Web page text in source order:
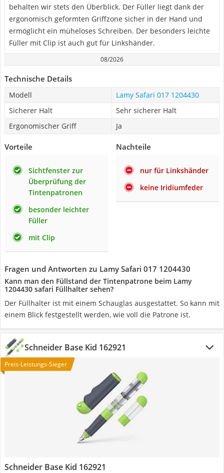
behalten wir stets den Überblick. Der Füller liegt dank der
ergonomisch geformten Griffzone sicher in der Hand und
ermöglicht ein müheloses Schreiben. Der besonders leichte
Füller mit Clip ist auch gut für Linkshänder.
08/2026
Technische Details
Modell
Lamy Safari 017 1204430
Sicherer Halt
Sehr sicherer Halt
Ergonomischer Griff
Ja
Vorteile
Sichtfenster zur
Überprüfung der
Tintenpatronen
besonder leichter
Füller
mit Clip
Nachteile
nur für Linkshänder
keine Iridiumfeder
Fragen und Antworten zu Lamy Safari 017 1204430
Kann man den Füllstand der Tintenpatrone beim Lamy
1204430 safari Füllhalter sehen?
Der Füllhalter ist mit einem Schauglas ausgestattet. So kann mit
einem Blick festgestellt werden, wie voll die Patrone ist.
Schneider Base Kid 162921
Preis-Leistungs-Sieger
Schneider Base Kid 162921